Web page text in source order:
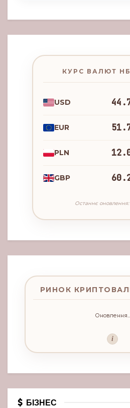
КУРС ВАЛЮТ
USD
EUR
PLN
GBP
Останнє оновлення:
РИНОК
Оновлення...
i
БІЗНЕС